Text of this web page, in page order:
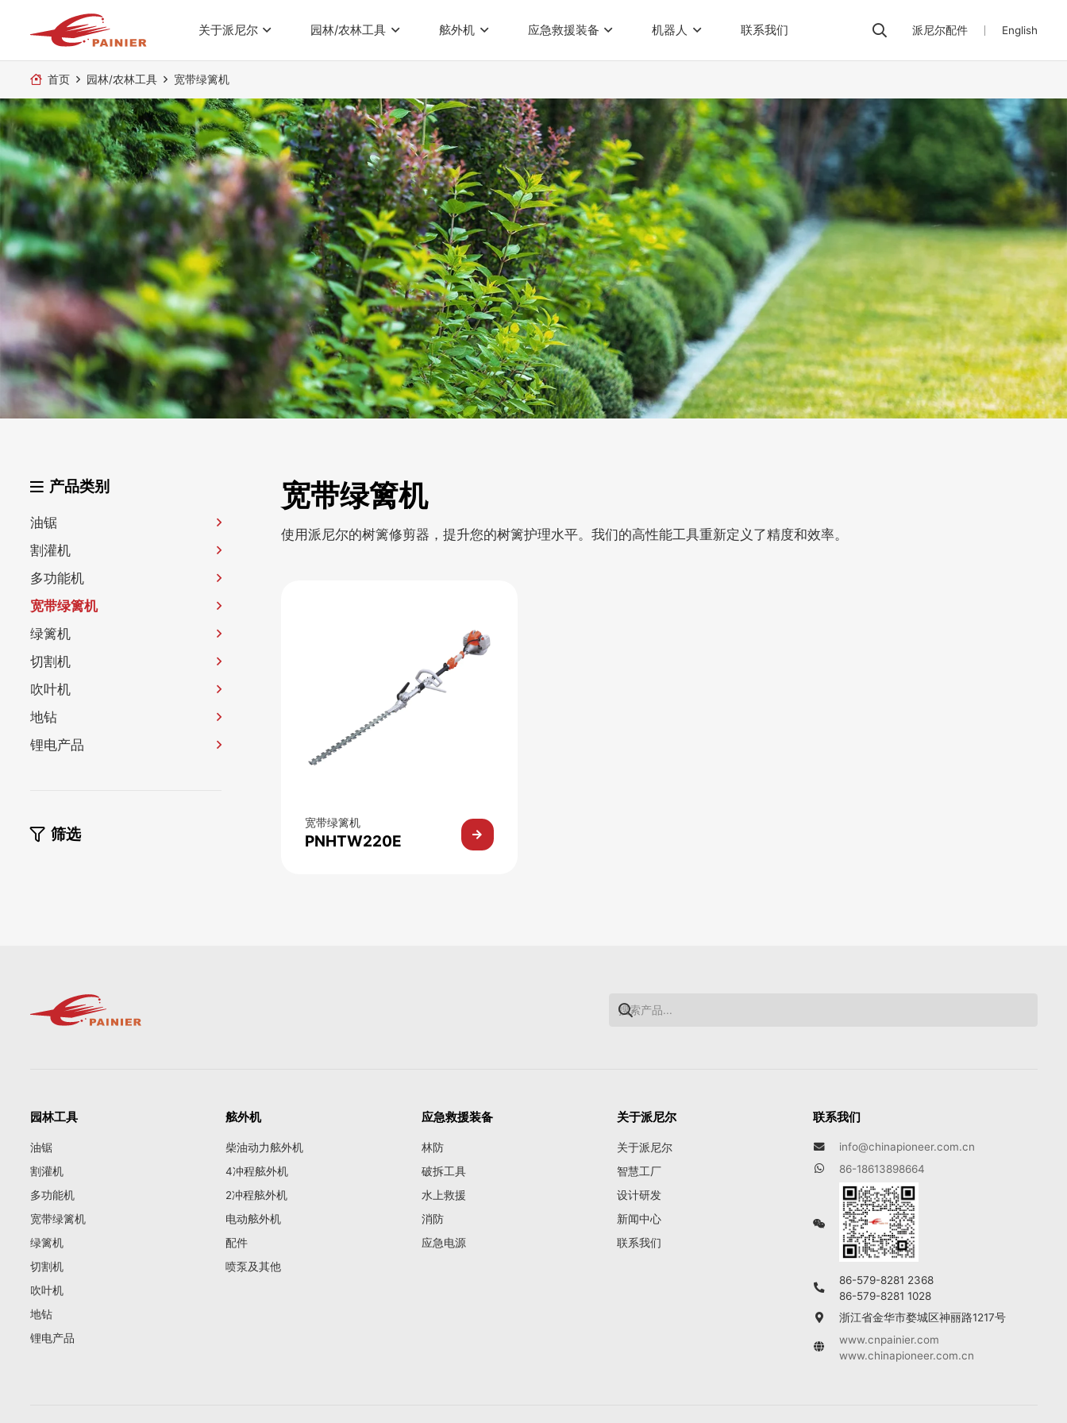
关于派尼尔 园林/农林工具 舷外机 应急救援装备 机器人 联系我们 派尼尔配件 English
首页 园林/农林工具 宽带绿篱机
产品类别
油锯
割灌机
多功能机
宽带绿篱机
绿篱机
切割机
吹叶机
地钻
锂电产品
筛选
宽带绿篱机
使用派尼尔的树篱修剪器，提升您的树篱护理水平。我们的高性能工具重新定义了精度和效率。
宽带绿篱机
PNHTW220E
园林工具
油锯
割灌机
多功能机
宽带绿篱机
绿篱机
切割机
吹叶机
地钻
锂电产品
舷外机
柴油动力舷外机
4冲程舷外机
2冲程舷外机
电动舷外机
配件
喷泵及其他
应急救援装备
林防
破拆工具
水上救援
消防
应急电源
关于派尼尔
关于派尼尔
智慧工厂
设计研发
新闻中心
联系我们
联系我们
info@chinapioneer.com.cn
86-18613898664
86-579-8281 2368
86-579-8281 1028
浙江省金华市婺城区神丽路1217号
www.cnpainier.com
www.chinapioneer.com.cn